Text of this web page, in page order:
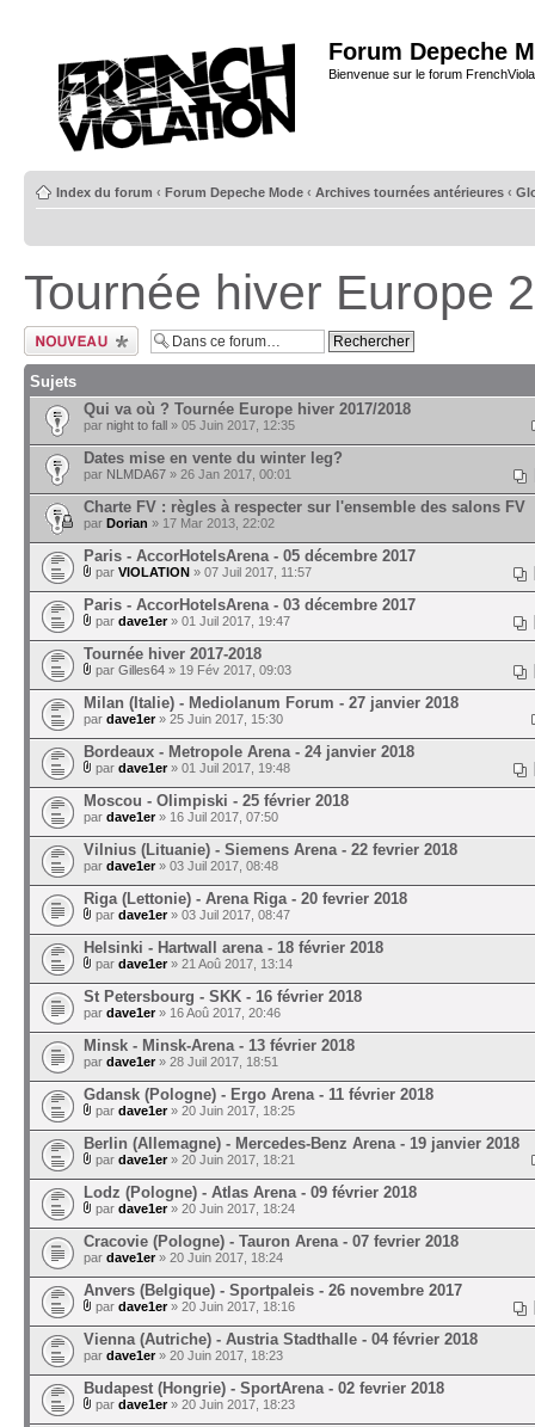
Forum Depeche
Bienvenue sur le forum
Index du forum ‹ Forum Depeche Mode ‹ Archives tournées antérieures ‹
Tournée hiver Europe
Ecrire un nouveau
sujet
Sujets
Qui va où ? Tournée Europe hiver 2017/2018
par night to fall » 05 Juin 2017, 12:35
Dates mise en vente du winter leg?
par NLMDA67 » 26 Jan 2017, 00:01
Charte FV : règles à respecter sur l'ensemble des salons FV
par Dorian » 17 Mar 2013, 22:02
Paris - AccorHotelsArena - 05 décembre 2017
par VIOLATION » 07 Juil 2017, 11:57
Paris - AccorHotelsArena - 03 décembre 2017
par dave1er» 01 Juil 2017, 19:47
Tournée hiver 2017-2018
par Gilles64 » 19 Fév 2017, 09:03
Milan (Italie) - Mediolanum Forum - 27 janvier 2018
par dave1er» 25 Juin 2017, 15:30
Bordeaux - Metropole Arena - 24 janvier 2018
par dave1er» 01 Juil 2017, 19:48
Moscou - Olimpiski - 25 février 2018
par dave1er» 16 Juil 2017, 07:50
Vilnius (Lituanie) - Siemens Arena - 22 fevrier 2018
par dave1er» 03 Juil 2017, 08:48
Riga (Lettonie) - Arena Riga - 20 fevrier 2018
par dave1er» 03 Juil 2017, 08:47
Helsinki - Hartwall arena - 18 février 2018
par dave1er» 21 Aoû 2017, 13:14
St Petersbourg - SKK - 16 février 2018
par dave1er» 16 Aoû 2017, 20:46
Minsk - Minsk-Arena - 13 février 2018
par dave1er» 28 Juil 2017, 18:51
Gdansk (Pologne) - Ergo Arena - 11 février 2018
par dave1er» 20 Juin 2017, 18:25
Berlin (Allemagne) - Mercedes-Benz Arena - 19 janvier 2018
par dave1er» 20 Juin 2017, 18:21
Lodz (Pologne) - Atlas Arena - 09 février 2018
par dave1er» 20 Juin 2017, 18:24
Cracovie (Pologne) - Tauron Arena - 07 fevrier 2018
par dave1er» 20 Juin 2017, 18:24
Anvers (Belgique) - Sportpaleis - 26 novembre 2017
par dave1er» 20 Juin 2017, 18:16
Vienna (Autriche) - Austria Stadthalle - 04 février 2018
par dave1er» 20 Juin 2017, 18:23
Budapest (Hongrie) - SportArena - 02 fevrier 2018
par dave1er» 20 Juin 2017, 18:23